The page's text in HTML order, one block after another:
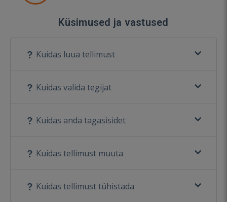
Küsimused ja vastused
Kuidas luua tellimust
Kuidas valida tegijat
Kuidas anda tagasisidet
Kuidas tellimust muuta
Kuidas tellimust tühistada